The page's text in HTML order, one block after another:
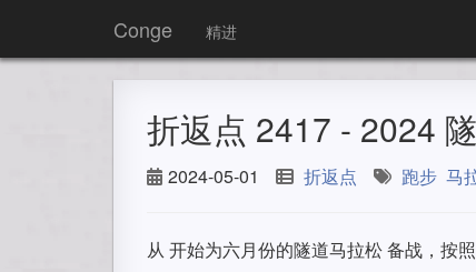
Conge 精进
折返点 2417 - 2024
2024-05-01 折返点 跑步 马
从 开始为六月份的隧道马拉松 备战，按